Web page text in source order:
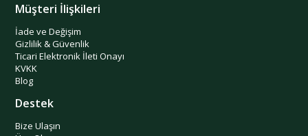
Müşteri İlişkileri
İade ve Değişim
Gizlilik & Güvenlik
Ticari Elektronik İleti Onayı
KVKK
Blog
Destek
Bize Ulaşın